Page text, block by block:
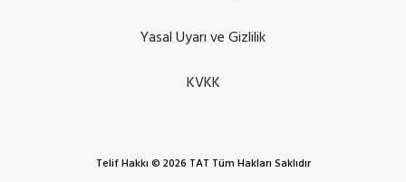
Yasal Uyarı ve Gizlilik
KVKK
Telif Hakkı © 2026 TAT Tüm Hakları Saklıdır